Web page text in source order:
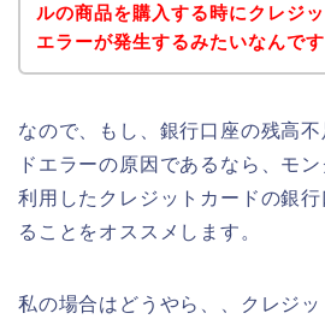
ルの商品を購入する時にクレジ
エラーが発生するみたいなんで
なので、もし、銀行口座の残高
ドエラーの原因であるなら、モ
利用したクレジットカードの銀
ることをオススメします。
私の場合はどうやら、、クレジ